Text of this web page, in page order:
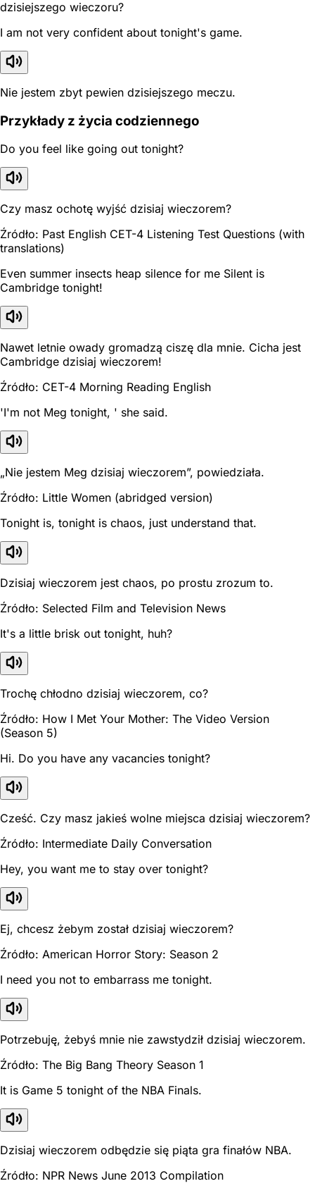
dzisiejszego wieczoru?
I am not very confident about tonight's game.
Nie jestem zbyt pewien dzisiejszego meczu.
Przykłady z życia codziennego
Do you feel like going out tonight?
Czy masz ochotę wyjść dzisiaj wieczorem?
Źródło: Past English CET-4 Listening Test Questions (with
translations)
Even summer insects heap silence for me Silent is
Cambridge tonight!
Nawet letnie owady gromadzą ciszę dla mnie. Cicha jest
Cambridge dzisiaj wieczorem!
Źródło: CET-4 Morning Reading English
'I'm not Meg tonight, ' she said.
„Nie jestem Meg dzisiaj wieczorem”, powiedziała.
Źródło: Little Women (abridged version)
Tonight is, tonight is chaos, just understand that.
Dzisiaj wieczorem jest chaos, po prostu zrozum to.
Źródło: Selected Film and Television News
It's a little brisk out tonight, huh?
Trochę chłodno dzisiaj wieczorem, co?
Źródło: How I Met Your Mother: The Video Version
(Season 5)
Hi. Do you have any vacancies tonight?
Cześć. Czy masz jakieś wolne miejsca dzisiaj wieczorem?
Źródło: Intermediate Daily Conversation
Hey, you want me to stay over tonight?
Ej, chcesz żebym został dzisiaj wieczorem?
Źródło: American Horror Story: Season 2
I need you not to embarrass me tonight.
Potrzebuję, żebyś mnie nie zawstydził dzisiaj wieczorem.
Źródło: The Big Bang Theory Season 1
It is Game 5 tonight of the NBA Finals.
Dzisiaj wieczorem odbędzie się piąta gra finałów NBA.
Źródło: NPR News June 2013 Compilation